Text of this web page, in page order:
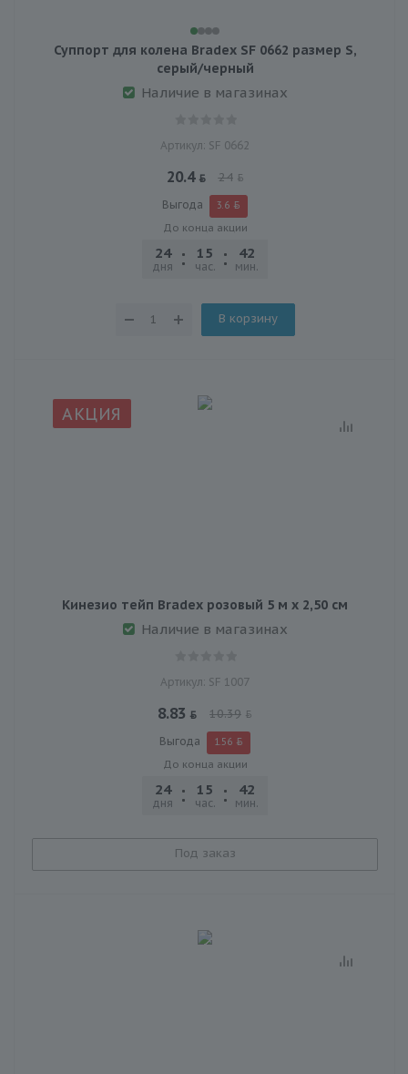
Суппорт для колена Bradex SF 0662 размер S,
серый/черный
Наличие в магазинах
Артикул: SF 0662
20.4 24
Выгода 3.6
До конца акции
24
дня
15
час.
42
мин.
В корзину
АКЦИЯ
Кинезио тейп Bradex розовый 5 м х 2,50 см
Наличие в магазинах
Артикул: SF 1007
8.83 10.39
Выгода 1.56
До конца акции
24
дня
15
час.
42
мин.
Под заказ